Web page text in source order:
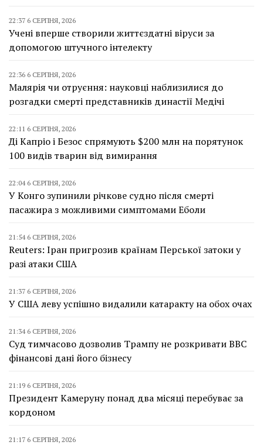
22:37 6 СЕРПНЯ, 2026
Учені вперше створили життєздатні віруси за
допомогою штучного інтелекту
22:36 6 СЕРПНЯ, 2026
Малярія чи отруєння: науковці наблизилися до
розгадки смерті представників династії Медічі
22:11 6 СЕРПНЯ, 2026
Ді Капріо і Безос спрямують $200 млн на порятунок
100 видів тварин від вимирання
22:04 6 СЕРПНЯ, 2026
У Конго зупинили річкове судно після смерті
пасажира з можливими симптомами Еболи
21:54 6 СЕРПНЯ, 2026
Reuters: Іран пригрозив країнам Перської затоки у
разі атаки США
21:37 6 СЕРПНЯ, 2026
У США леву успішно видалили катаракту на обох очах
21:34 6 СЕРПНЯ, 2026
Суд тимчасово дозволив Трампу не розкривати BBC
фінансові дані його бізнесу
21:19 6 СЕРПНЯ, 2026
Президент Камеруну понад два місяці перебуває за
кордоном
21:17 6 СЕРПНЯ, 2026